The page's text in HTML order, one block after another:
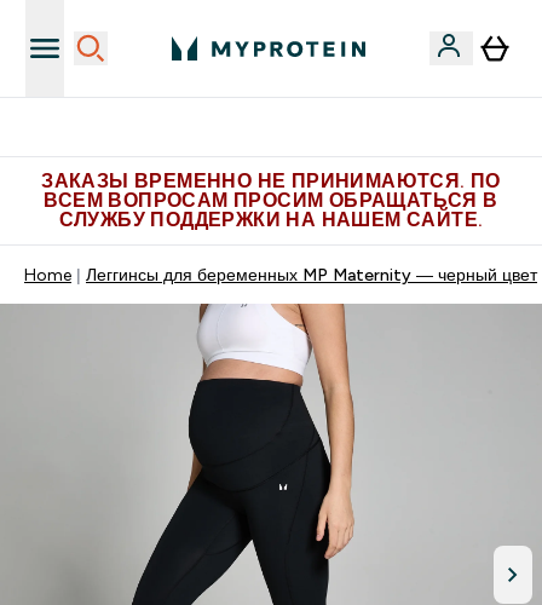
ЗАКАЗЫ ВРЕМЕННО НЕ ПРИНИМАЮТСЯ. ПО
ВСЕМ ВОПРОСАМ ПРОСИМ ОБРАЩАТЬСЯ В
СЛУЖБУ ПОДДЕРЖКИ НА НАШЕМ САЙТЕ.
Home Леггинсы для беременных MP Maternity — черный цвет